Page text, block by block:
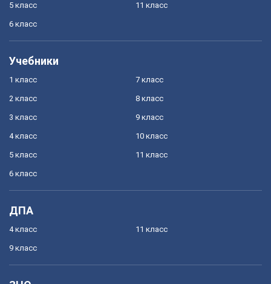
5 класс
6 класс
11 класс
Учебники
1 класс
2 класс
3 класс
4 класс
5 класс
6 класс
7 класс
8 класс
9 класс
10 класс
11 класс
ДПА
4 класс
9 класс
11 класс